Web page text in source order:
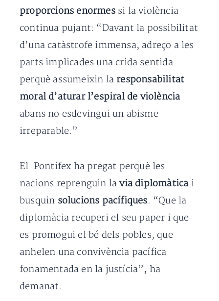
proporcions enormessi la violència
continua pujant: “Davant la possibilitat
d’una catàstrofe immensa, adreço a les
parts implicades una crida sentida
perquè assumeixin la responsabilitat
moral d’aturar l’espiral de violència
abans no esdevingui un abisme
irreparable.”
El Pontífex ha pregat perquè les
nacions reprenguin la via diplomàtica i
busquin solucions pacífiques. “Que la
diplomàcia recuperi el seu paper i que
es promogui el bé dels pobles, que
anhelen una convivència pacífica
fonamentada en la justícia”, ha
demanat.